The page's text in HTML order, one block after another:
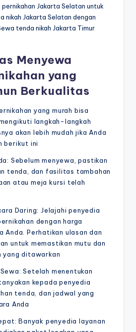
Jakarta Selatan untuk
nikah Jakarta Selatan dengan
tenda nikah Jakarta Timur
Menyewa
yang
Berkualitas
yang murah bisa
langkah-langkah
akan lebih mudah jika Anda
berikut ini
Sebelum menyewa, pastikan
tenda, dan fasilitas tambahan
atau meja kursi telah
Daring: Jelajahi penyedia
dengan harga
Anda. Perhatikan ulasan dan
untuk memastikan mutu dan
yang ditawarkan
Setelah menentukan
kepada penyedia
tenda, dan jadwal yang
Anda
Banyak penyedia layanan